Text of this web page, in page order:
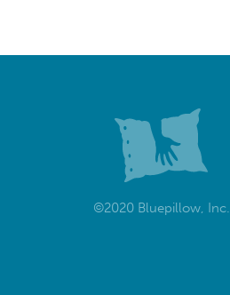
©2020 Bluepillow, Inc.